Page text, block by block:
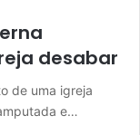
desabar
de uma igreja
e…